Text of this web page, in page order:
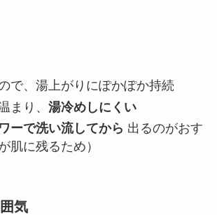
で、湯上がりにぽかぽか持続
まり、 湯冷めしにくい
ーで洗い流してから 出るのがおす
肌に残るため）
気